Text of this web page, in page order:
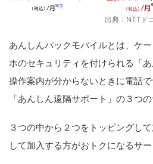
出典：NTTド
あんしんパックモバイルとは、ケ
ホのセキュリティを付けられる「あ
操作案内が分からないときに電話
「あんしん遠隔サポート」の３つの
３つの中から２つをトッピングし
して加入する方がおトクになるサー